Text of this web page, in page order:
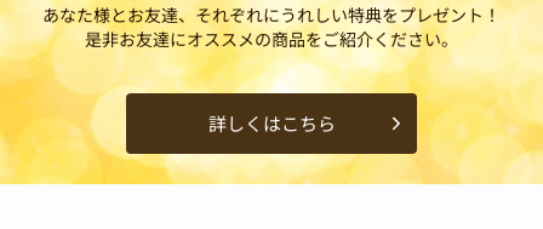
あなた様とお友達、それぞれにうれしい特典をプレゼント！
是非お友達にオススメの商品をご紹介ください。
詳しくはこちら